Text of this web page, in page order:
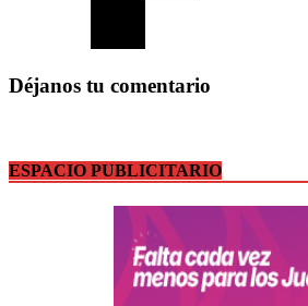
Déjanos tu comentario
ESPACIO PUBLICITARIO